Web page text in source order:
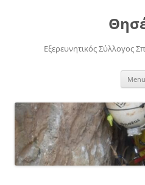
Εξερευνητικός Σύλλογος
Menu